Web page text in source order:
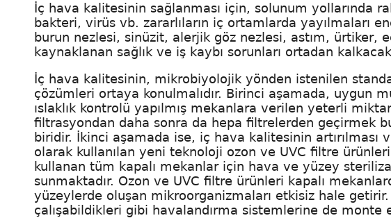
İç hava kalitesinin sağlanması için, solunum yollarında
bakteri, virüs vb. zararlıların iç ortamlarda yayılmaları
burun nezlesi, sinüzit, alerjik göz nezlesi, astım, ürtiker,
kaynaklanan sağlık ve iş kaybı sorunları ortadan
İç hava kalitesinin, mikrobiyolojik yönden istenilen
çözümleri ortaya konulmalıdır. Birinci aşamada, uygun
ıslaklık kontrolü yapılmış mekanlara verilen yeterli
filtrasyondan daha sonra da hepa filtrelerden geçirmek
biridir. İkinci aşamada ise, iç hava kalitesinin artırılması
olarak kullanılan yeni teknoloji ozon ve UVC filtre
kullanan tüm kapalı mekanlar için hava ve yüzey
sunmaktadır. Ozon ve UVC filtre ürünleri kapalı
yüzeylerde oluşan mikroorganizmaları etkisiz hale
çalışabildikleri gibi havalandırma sistemlerine de monte